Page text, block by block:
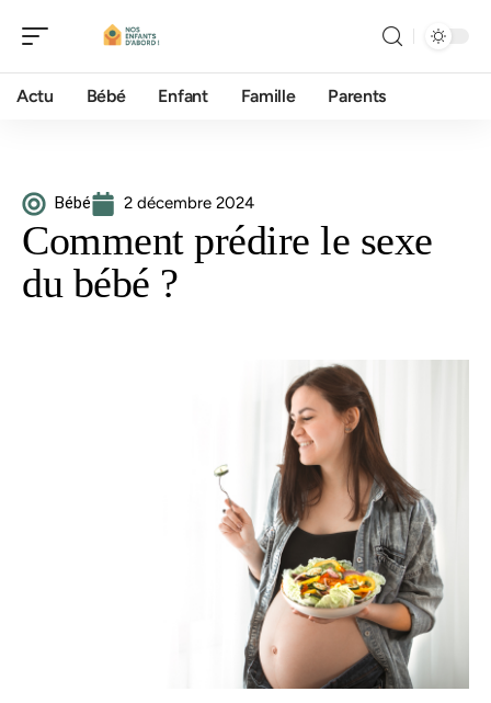
Actu Bébé Enfant Famille Parents
Bébé 2 décembre 2024
Comment prédire le sexe
du bébé ?